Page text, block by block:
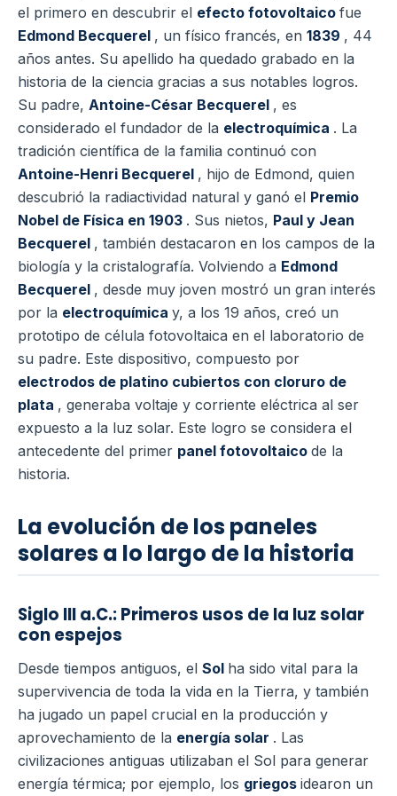
el primero en descubrir el efecto fotovoltaico fue
Edmond Becquerel , un físico francés, en 1839 , 44
años antes. Su apellido ha quedado grabado en la
historia de la ciencia gracias a sus notables logros.
Su padre, Antoine-César Becquerel , es
considerado el fundador de la electroquímica . La
tradición científica de la familia continuó con
Antoine-Henri Becquerel , hijo de Edmond, quien
descubrió la radiactividad natural y ganó el Premio
Nobel de Física en 1903 . Sus nietos, Paul y Jean
Becquerel , también destacaron en los campos de la
biología y la cristalografía. Volviendo a Edmond
Becquerel , desde muy joven mostró un gran interés
por la electroquímica y, a los 19 años, creó un
prototipo de célula fotovoltaica en el laboratorio de
su padre. Este dispositivo, compuesto por
electrodos de platino cubiertos con cloruro de
plata , generaba voltaje y corriente eléctrica al ser
expuesto a la luz solar. Este logro se considera el
antecedente del primer panel fotovoltaico de la
historia.
La evolución de los paneles
solares a lo largo de la historia
Siglo III a.C.: Primeros usos de la luz solar
con espejos
Desde tiempos antiguos, el Sol ha sido vital para la
supervivencia de toda la vida en la Tierra, y también
ha jugado un papel crucial en la producción y
aprovechamiento de la energía solar . Las
civilizaciones antiguas utilizaban el Sol para generar
energía térmica; por ejemplo, los griegos idearon un